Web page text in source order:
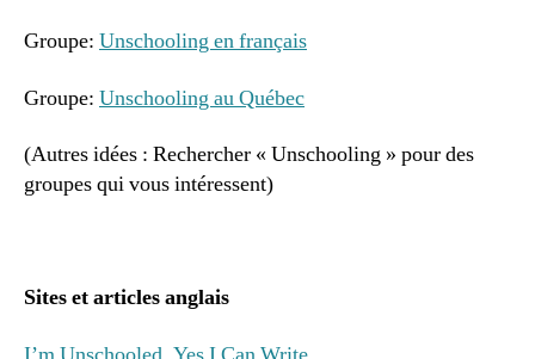
Groupe: Unschooling en français
Groupe: Unschooling au Québec
(Autres idées : Rechercher « Unschooling » pour des
groupes qui vous intéressent)
Sites et articles anglais